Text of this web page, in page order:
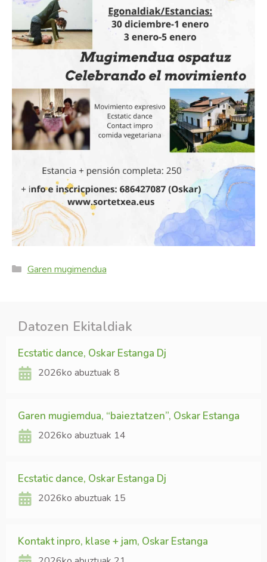
Categories
Garen mugimendua
Datozen Ekitaldiak
Ecstatic dance, Oskar Estanga Dj
2026ko abuztuak 8
Garen mugiemdua, “baieztatzen”, Oskar Estanga
2026ko abuztuak 14
Ecstatic dance, Oskar Estanga Dj
2026ko abuztuak 15
Kontakt inpro, klase + jam, Oskar Estanga